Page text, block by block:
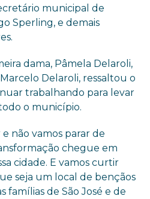
municipal de
Sperling, e demais
dama, Pâmela Delaroli,
Delaroli, ressaltou o
trabalhando para levar
o município.
e não vamos parar de
chegue em
cidade. E vamos curtir
seja um local de bençãos
famílias de São José e de